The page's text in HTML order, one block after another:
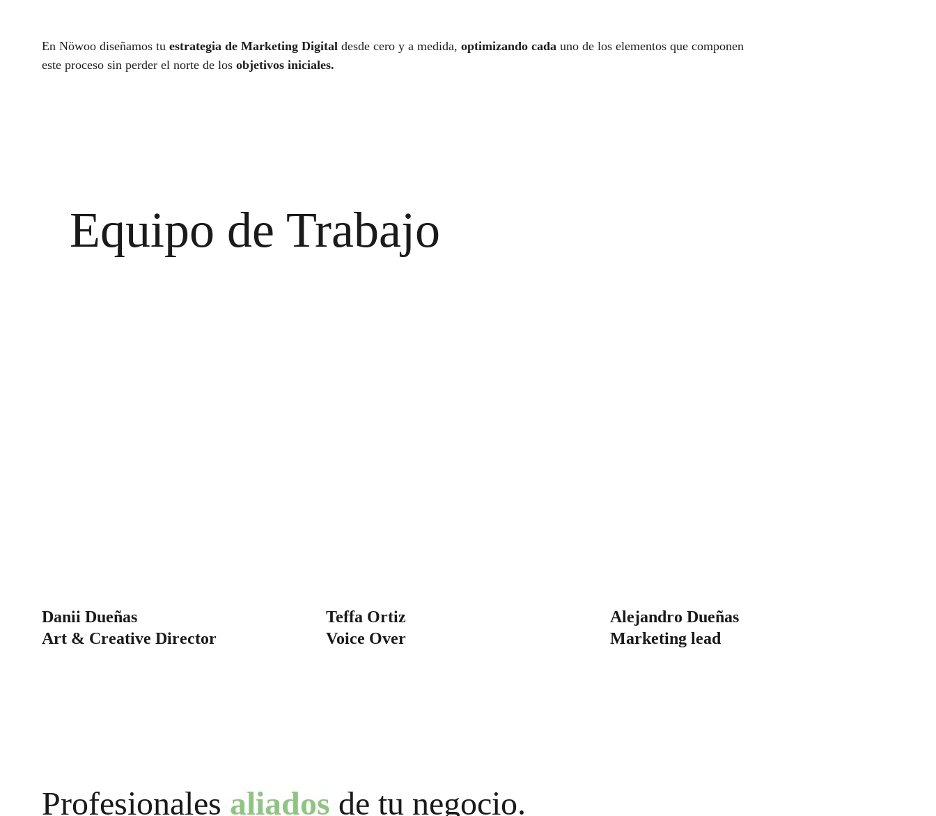
En Nöwoo diseñamos tu estrategia de Marketing Digital desde cero y a medida, optimizando cada uno de los elementos que componen
este proceso sin perder el norte de los objetivos iniciales.
Equipo de Trabajo
Profesionales aliados de tu negocio.
Danii Dueñas
Art & Creative Director
Teffa Ortiz
Voice Over
Alejandro Dueñas
Marketing lead